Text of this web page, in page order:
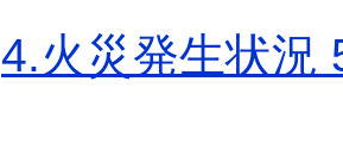
4.火災発生状況